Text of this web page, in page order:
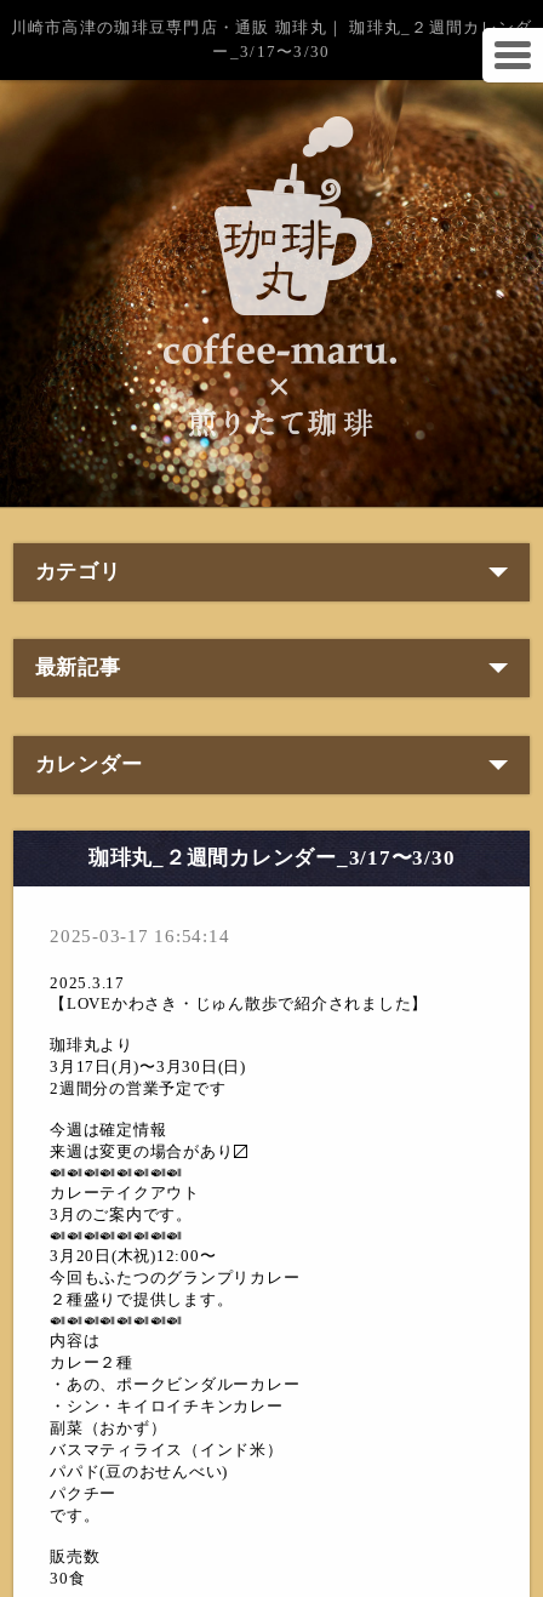
川崎市高津の珈琲豆専門店・通販 珈琲丸｜ 珈琲丸_２週間カレンダ
ー_3/17〜3/30
カテゴリ
最新記事
カレンダー
珈琲丸_２週間カレンダー_3/17〜3/30
2025-03-17 16:54:14
2025.3.17
【LOVEかわさき・じゅん散歩で紹介されました】
珈琲丸より
3月17日(月)〜3月30日(日)
2週間分の営業予定です
今週は確定情報
来週は変更の場合があり〼
🍛🍛🍛🍛🍛🍛🍛🍛
カレーテイクアウト
3月のご案内です。
🍛🍛🍛🍛🍛🍛🍛🍛
3月20日(木祝)12:00〜
今回もふたつのグランプリカレー
２種盛りで提供します。
🍛🍛🍛🍛🍛🍛🍛🍛
内容は
カレー２種
・あの、ポークビンダルーカレー
・シン・キイロイチキンカレー
副菜（おかず）
バスマティライス（インド米）
パパド(豆のおせんべい)
パクチー
です。
販売数
30食